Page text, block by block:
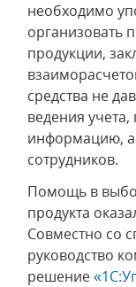
необходимо
организовать
продукции,
средства не
ведения
информацию, а
сотрудников.
Помощь в
продукта
Совместно со
руководство
решение